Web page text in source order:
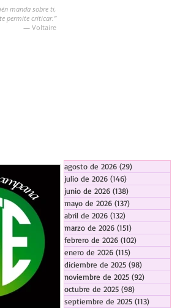
manda sobre ti,
permite criticar.”
― Voltaire
agosto de 2026 (29)
julio de 2026 (146)
junio de 2026 (138)
mayo de 2026 (137)
abril de 2026 (132)
marzo de 2026 (151)
febrero de 2026 (102)
enero de 2026 (115)
diciembre de 2025 (98)
noviembre de 2025 (92)
octubre de 2025 (98)
septiembre de 2025 (113)